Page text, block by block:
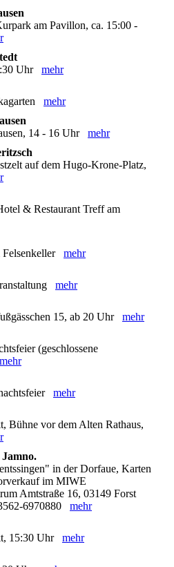
am Pavillon, ca. 15:00 -
Uhr mehr
mehr
14 - 16 Uhr mehr
auf dem Hugo-Krone-Platz,
& Restaurant Treff am
Felsenkeller mehr
mehr
15, ab 20 Uhr mehr
(geschlossene
mehr
mehr
Bühne vor dem Alten Rathaus,
in der Dorfaue, Karten
im MIWE
Amtstraße 16, 03149 Forst
6970880 mehr
15:30 Uhr mehr